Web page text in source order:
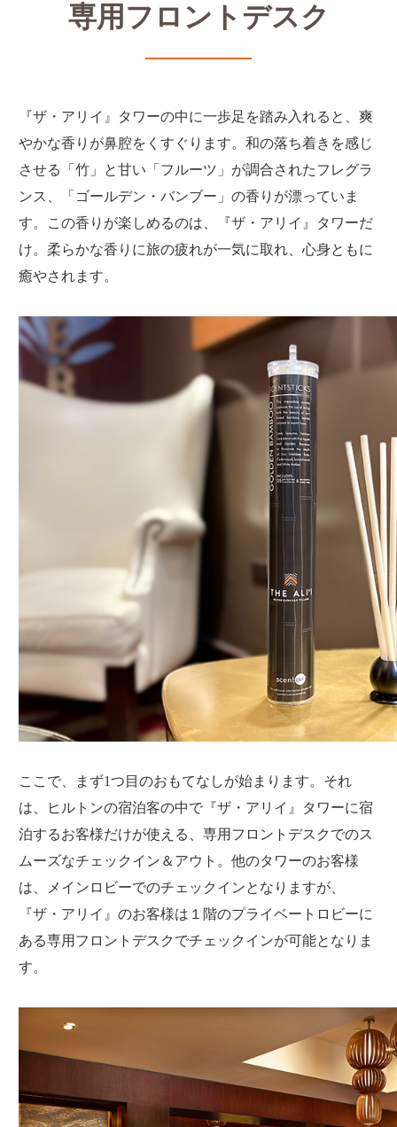
専用フロントデスク
『ザ・アリイ』タワーの中に一歩足を踏み入れると、爽
やかな香りが鼻腔をくすぐります。和の落ち着きを感じ
させる「竹」と甘い「フルーツ」が調合されたフレグラ
ンス、「ゴールデン・バンブー」の香りが漂っていま
す。この香りが楽しめるのは、『ザ・アリイ』タワーだ
け。柔らかな香りに旅の疲れが一気に取れ、心身ともに
癒やされます。
ここで、まず1つ目のおもてなしが始まります。それ
は、ヒルトンの宿泊客の中で『ザ・アリイ』タワーに宿
泊するお客様だけが使える、専用フロントデスクでのス
ムーズなチェックイン＆アウト。他のタワーのお客様
は、メインロビーでのチェックインとなりますが、
『ザ・アリイ』のお客様は１階のプライベートロビーに
ある専用フロントデスクでチェックインが可能となりま
す。